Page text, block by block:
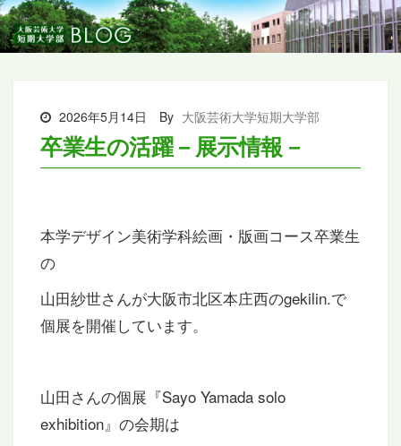
2026年5月14日 By 大阪芸術大学短期大学部
卒業生の活躍－展示情報－
本学デザイン美術学科絵画・版画コース卒業生
の
山田紗世さんが大阪市北区本庄西のgekilin.で
個展を開催しています。
山田さんの個展『Sayo Yamada solo
exhibition』の会期は